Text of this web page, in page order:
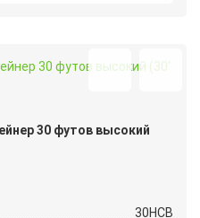
30 футов высокий
30HCB